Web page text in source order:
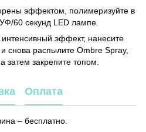
эффектом, полимеризуйте в
60 секунд LED лампе.
эффект, нанесите
снова распылите Ombre Spray,
затем закрепите топом.
Оплата
– бесплатно.